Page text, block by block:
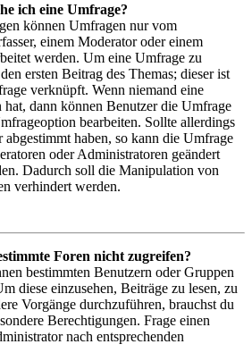
ich eine Umfrage?
können Umfragen nur vom
einem Moderator oder einem
werden. Um eine Umfrage zu
ersten Beitrag des Themas; dieser ist
verknüpft. Wenn niemand eine
hat, dann können Benutzer die Umfrage
bearbeiten. Sollte allerdings
abgestimmt haben, so kann die Umfrage
oder Administratoren geändert
Dadurch soll die Manipulation von
verhindert werden.
Foren nicht zugreifen?
bestimmten Benutzern oder Gruppen
diese einzusehen, Beiträge zu lesen, zu
Vorgänge durchzuführen, brauchst du
Berechtigungen. Frage einen
nach entsprechenden